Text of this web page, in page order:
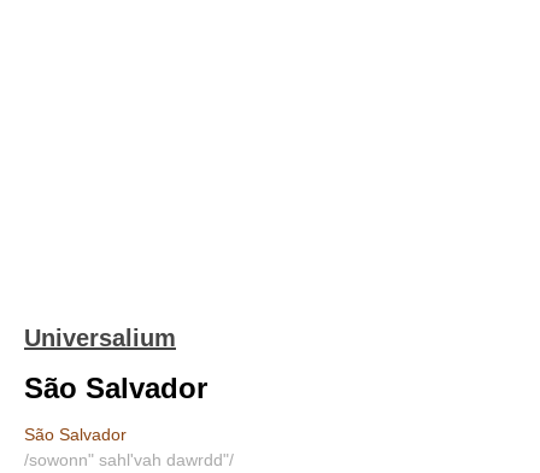
Universalium
São Salvador
São Salvador
/sowonn" sahl'vah dawrdd"/